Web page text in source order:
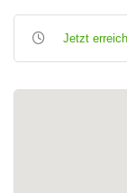
Jetzt